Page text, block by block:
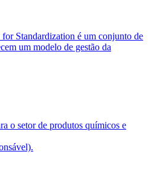
Standardization é um conjunto de
um modelo de gestão da
o setor de produtos químicos e